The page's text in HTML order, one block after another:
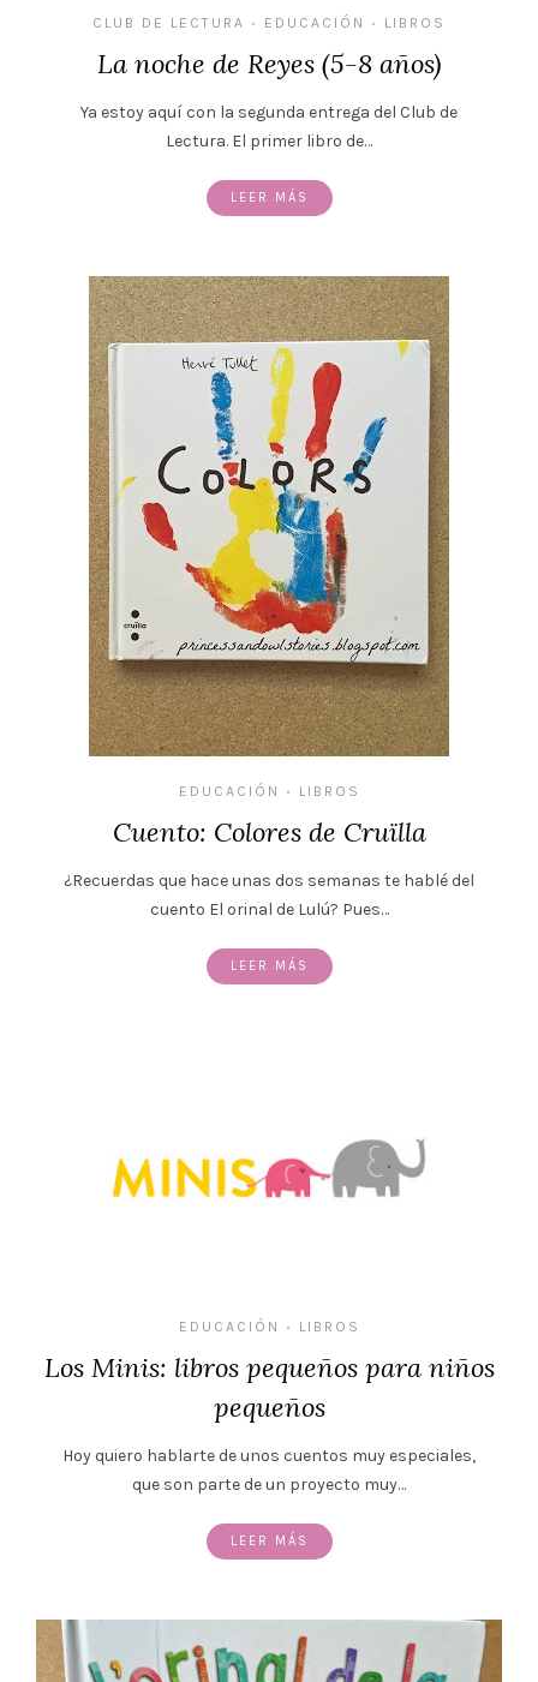
CLUB DE LECTURA • EDUCACIÓN • LIBROS
La noche de Reyes (5-8 años)
Ya estoy aquí con la segunda entrega del Club de
Lectura. El primer libro de…
LEER MÁS
EDUCACIÓN • LIBROS
Cuento: Colores de Cruïlla
¿Recuerdas que hace unas dos semanas te hablé del
cuento El orinal de Lulú? Pues…
LEER MÁS
EDUCACIÓN • LIBROS
Los Minis: libros pequeños para niños
pequeños
Hoy quiero hablarte de unos cuentos muy especiales,
que son parte de un proyecto muy…
LEER MÁS